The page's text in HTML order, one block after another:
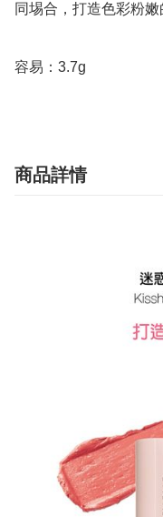
同埸合，打造色彩粉嫩
容易：3.7g
商品詳情